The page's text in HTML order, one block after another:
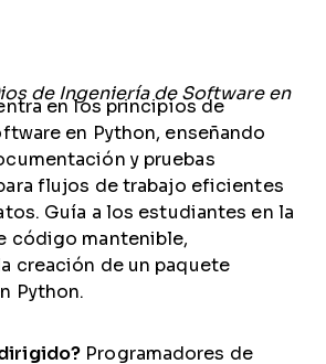
en los principios de
en Python, enseñando
y pruebas
flujos de trabajo eficientes
Guía a los estudiantes en la
código mantenible,
creación de un paquete
Python.
Programadores de